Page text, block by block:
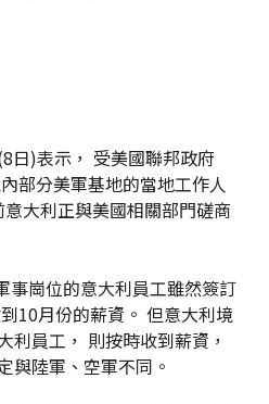
日)表示， 受美國聯邦政府
部分美軍基地的當地工作人
大利正與美國相關部門磋商
事崗位的意大利員工雖然簽訂
10月份的薪資。 但意大利境
利員工， 則按時收到薪資，
與陸軍、空軍不同。